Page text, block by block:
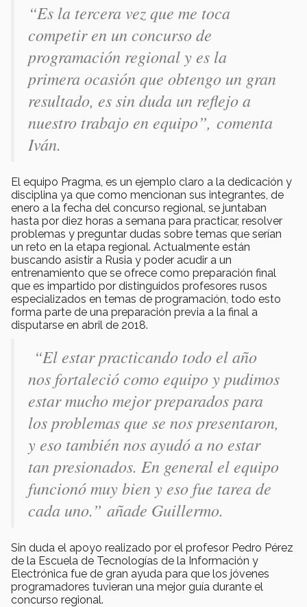
“Es la tercera vez que me toca
competir en un concurso de
programación regional y es la
primera ocasión que obtengo un gran
resultado, es sin duda un reflejo a
nuestro trabajo en equipo”, comenta
Iván.
El equipo Pragma, es un ejemplo claro a la dedicación y
disciplina ya que como mencionan sus integrantes, de
enero a la fecha del concurso regional, se juntaban
hasta por diez horas a semana para practicar, resolver
problemas y preguntar dudas sobre temas que serían
un reto en la etapa regional. Actualmente están
buscando asistir a Rusia y poder acudir a un
entrenamiento que se ofrece como preparación final
que es impartido por distinguidos profesores rusos
especializados en temas de programación, todo esto
forma parte de una preparación previa a la final a
disputarse en abril de 2018.
“El estar practicando todo el año
nos fortaleció como equipo y pudimos
estar mucho mejor preparados para
los problemas que se nos presentaron,
y eso también nos ayudó a no estar
tan presionados. En general el equipo
funcionó muy bien y eso fue tarea de
cada uno.” añade Guillermo.
Sin duda el apoyo realizado por el profesor Pedro Pérez
de la Escuela de Tecnologías de la Información y
Electrónica fue de gran ayuda para que los jóvenes
programadores tuvieran una mejor guía durante el
concurso regional.